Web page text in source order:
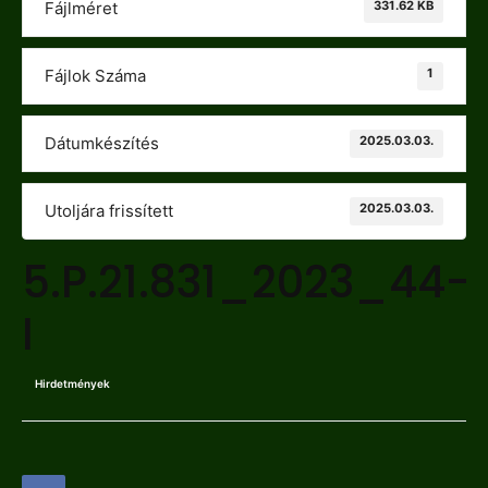
Fájlméret 331.62 KB
Fájlok Száma 1
Dátumkészítés 2025.03.03.
Utoljára frissített 2025.03.03.
5.P.21.831_2023_44-
I
Hirdetmények